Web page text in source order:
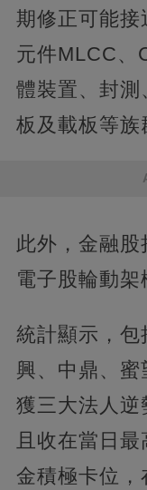
期修正可能接
元件MLCC、
體裝置、封測
板及載板等族
此外，金融
電子股輪動架
統計顯示，包
興、中鼎、
獲三大法人逆
且收在當日
金積極卡位，